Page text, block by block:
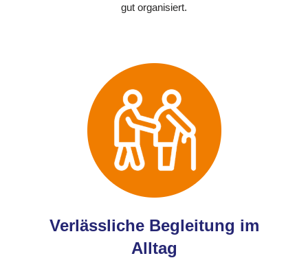
gut organisiert.
Verlässliche Begleitung im
Alltag